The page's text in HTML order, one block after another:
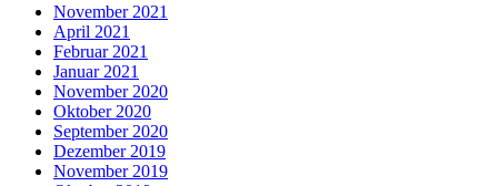
November 2021
April 2021
Februar 2021
Januar 2021
November 2020
Oktober 2020
September 2020
Dezember 2019
November 2019